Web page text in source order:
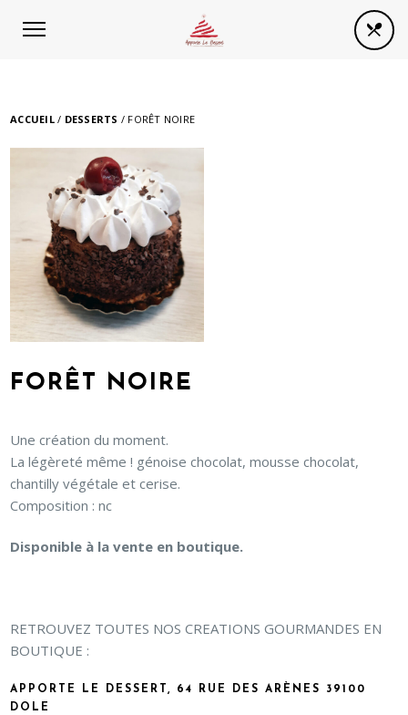
ACCUEIL/ DESSERTS / FORÊT NOIRE
FORÊT NOIRE
Une création du moment.
La légèreté même ! génoise chocolat, mousse chocolat,
chantilly végétale et cerise.
Composition : nc
Disponible à la vente en boutique.
RETROUVEZ TOUTES NOS CREATIONS GOURMANDES EN
BOUTIQUE :
APPORTE LE DESSERT, 64 RUE DES ARÈNES 39100
DOLE
Panneau de gestion des cookies